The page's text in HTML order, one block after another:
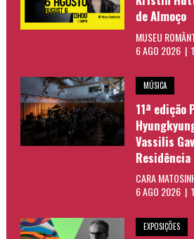
de Almoço
MUSEU
6 AGO 2026 |
MÚSICA
11ª
Vassilis
Residência
CARA
6 AGO 2026 |
EXPOSIÇÕES